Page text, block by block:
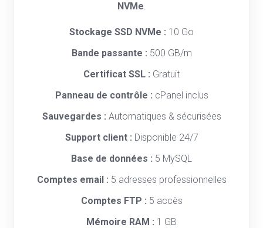
NVMe.
Stockage SSD NVMe : 10 Go
Bande passante : 500 GB/m
Certificat SSL : Gratuit
Panneau de contrôle : cPanel inclus
Sauvegardes : Automatiques & sécurisées
Support client : Disponible 24/7
Base de données : 5 MySQL
Comptes email : 5 adresses professionnelles
Comptes FTP : 5 accès
Mémoire RAM : 1 GB